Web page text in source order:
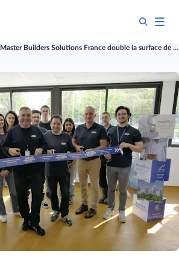
Master Builders Solutions France double la surface de son laboratoire pour soutenir l’innovation et la construction durable